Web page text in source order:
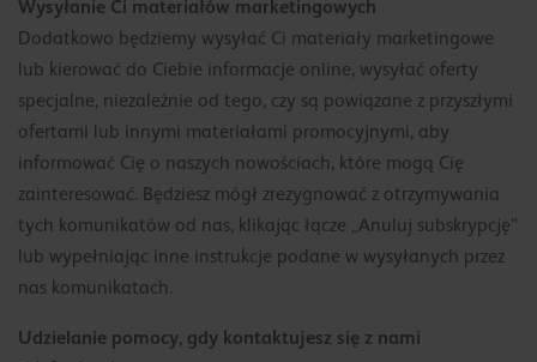
Wysyłanie Ci materiałów marketingowych
Dodatkowo będziemy wysyłać Ci materiały marketingowe
lub kierować do Ciebie informacje online, wysyłać oferty
specjalne, niezależnie od tego, czy są powiązane z przyszłymi
ofertami lub innymi materiałami promocyjnymi, aby
informować Cię o naszych nowościach, które mogą Cię
zainteresować. Będziesz mógł zrezygnować z otrzymywania
tych komunikatów od nas, klikając łącze „Anuluj subskrypcję”
lub wypełniając inne instrukcje podane w wysyłanych przez
nas komunikatach.
Udzielanie pomocy, gdy kontaktujesz się z nami